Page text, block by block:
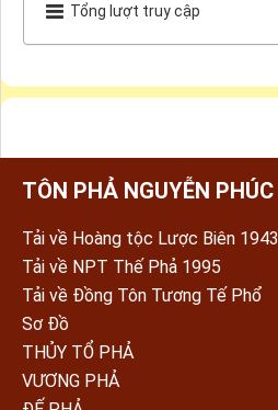
Tổng lượt truy cập
TÔN PHẢ NGUYỄN PHÚC
Tải về Hoàng tộc Lược Biên 1943
Tải về NPT Thế Phả 1995
Tải về Đồng Tôn Tương Tế Phổ
Sơ Đồ
THỦY TỔ PHẢ
VƯƠNG PHẢ